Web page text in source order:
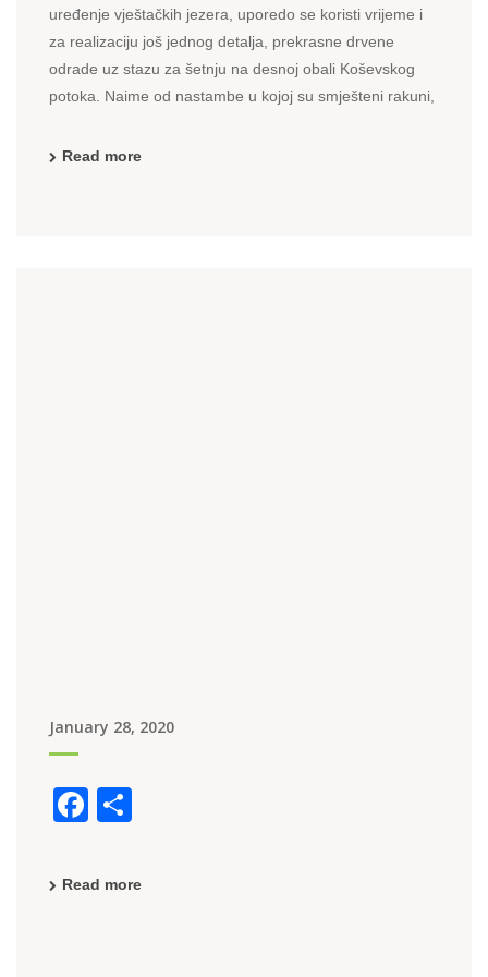
uređenje vještačkih jezera, uporedo se koristi vrijeme i
za realizaciju još jednog detalja, prekrasne drvene
odrade uz stazu za šetnju na desnoj obali Koševskog
potoka. Naime od nastambe u kojoj su smješteni rakuni,
Read more
January 28, 2020
F
c
ar
Read more